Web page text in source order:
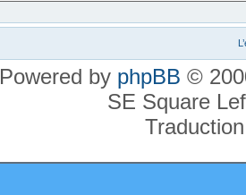
Powered by phpBB ©
SE Square